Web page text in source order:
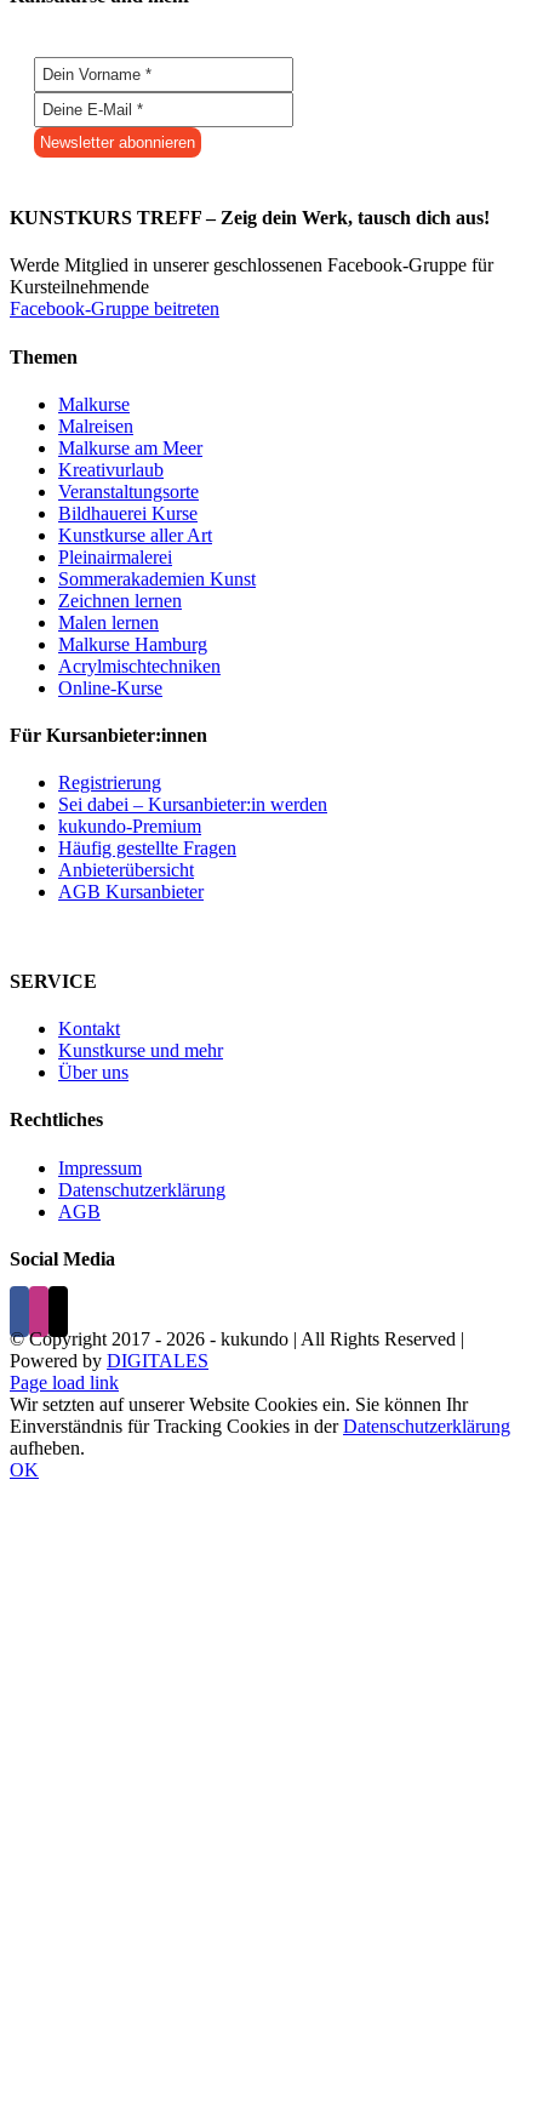
KUNSTKURS TREFF – Zeig dein Werk, tausch dich aus!
Werde Mitglied in unserer geschlossenen Facebook-Gruppe für
Kursteilnehmende
Facebook-Gruppe beitreten
Themen
Malkurse
Malreisen
Malkurse am Meer
Kreativurlaub
Veranstaltungsorte
Bildhauerei Kurse
Kunstkurse aller Art
Pleinairmalerei
Sommerakademien Kunst
Zeichnen lernen
Malen lernen
Malkurse Hamburg
Acrylmischtechniken
Online-Kurse
Für Kursanbieter:innen
Registrierung
Sei dabei – Kursanbieter:in werden
kukundo-Premium
Häufig gestellte Fragen
Anbieterübersicht
AGB Kursanbieter
SERVICE
Kontakt
Kunstkurse und mehr
Über uns
Rechtliches
Impressum
Datenschutzerklärung
AGB
Social Media
© Copyright 2017 - 2026 - kukundo | All Rights Reserved |
Powered by DIGITALES
Page load link
Wir setzten auf unserer Website Cookies ein. Sie können Ihr
Einverständnis für Tracking Cookies in derDatenschutzerklärung
aufheben.
OK